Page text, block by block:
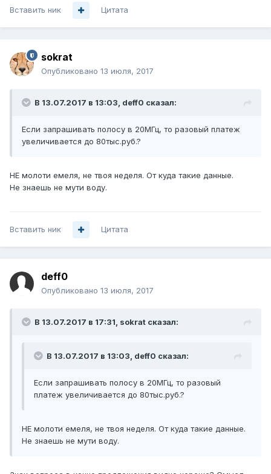
Вставить ник Цитата
sokrat
Опубликовано 13 июля, 2017
В 13.07.2017 в 13:03, deff0 сказал:
Если запрашивать полосу в 20МГц, то разовый платеж
увеличивается до 80тыс.руб.?
НЕ молоти емеля, не твоя неделя. От куда такие данные.
Не знаешь не мути воду.
Вставить ник Цитата
deff0
Опубликовано 13 июля, 2017
В 13.07.2017 в 17:31, sokrat сказал:
В 13.07.2017 в 13:03, deff0 сказал:
Если запрашивать полосу в 20МГц, то разовый
платеж увеличивается до 80тыс.руб.?
НЕ молоти емеля, не твоя неделя. От куда такие данные.
Не знаешь не мути воду.